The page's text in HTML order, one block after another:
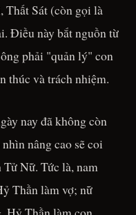
Thất Sát (còn gọi là
Điều này bắt nguồn từ
phải "quản lý" con
thúc và trách nhiệm.
nay đã không còn
nâng cao sẽ coi
Nữ. Tức là, nam
Thần làm vợ; nữ